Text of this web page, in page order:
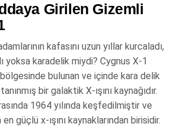
Girilen Gizemli
kafasını uzun yıllar kurcaladı,
yoksa karadelik miydi? Cygnus X-1
bölgesinde bulunan ve içinde kara delik
bir galaktik X-ışını kaynağıdır.
1964 yılında keşfedilmiştir ve
en güçlü x-ışını kaynaklarından birisidir.